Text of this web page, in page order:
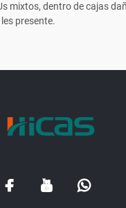
mixtos, dentro de cajas
presente.